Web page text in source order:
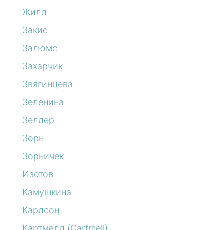
Жилл
Закис
Залюмс
Захарчик
Звягинцева
Зеленина
Зеллер
Зорн
Зорничек
Изотов
Камушкина
Карлсон